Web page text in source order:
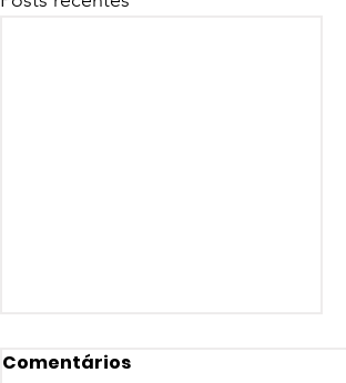
Comentários